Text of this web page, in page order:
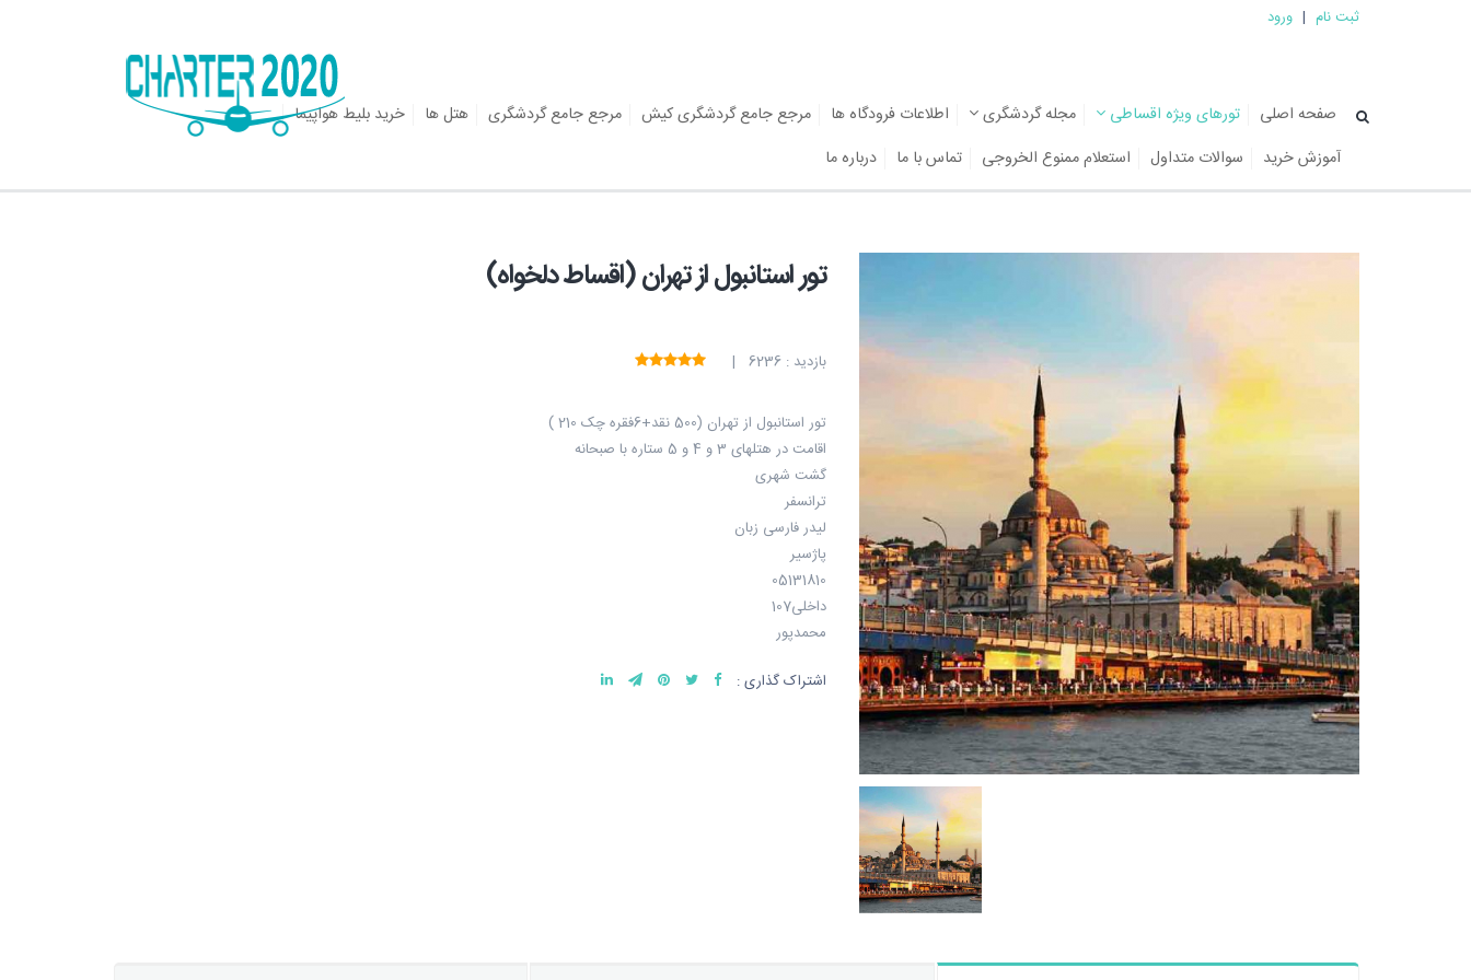
ثبت نام | ورود
صفحه اصلی تورهای ویژه اقساطی مجله گردشگری اطلاعات فرودگاه ها مرجع جامع گردشگری کیش مرجع جامع گردشگری هتل ها
خرید بلیط هواپیما
آموزش خرید
سوالات متداول استعلام ممنوع الخروجی تماس با ما درباره ما
تور استانبول از تهران (اقساط دلخواه)
بازدید : 6236 |
تور استانبول از تهران (500 نقد+6فقره چک 210 )
اقامت در هتلهای 3 و 4 و 5 ستاره با صبحانه
گشت شهری
ترانسفر
لیدر فارسی زبان
پاژسیر
05131810
داخلی107
محمدپور
اشتراک گذاری :